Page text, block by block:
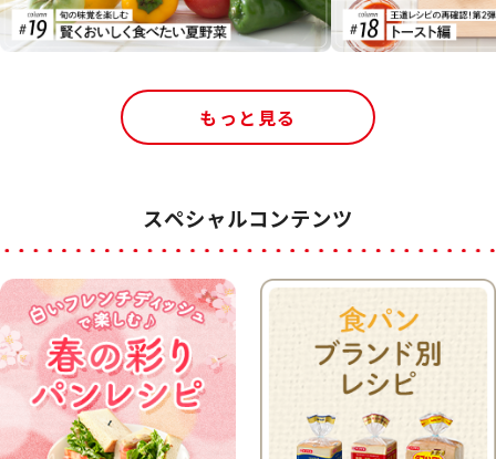
もっと見る
スペシャルコンテンツ